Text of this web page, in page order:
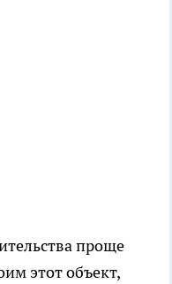
проще
этот объект,